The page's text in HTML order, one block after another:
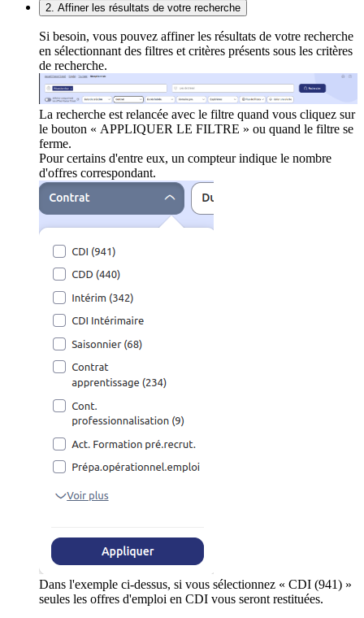
2. Affiner les résultats de votre recherche
Si besoin, vous pouvez affiner les résultats de votre recherche
en sélectionnant des filtres et critères présents sous les critères
de recherche.
La recherche est relancée avec le filtre quand vous cliquez sur
le bouton « APPLIQUER LE FILTRE » ou quand le filtre se
ferme.
Pour certains d'entre eux, un compteur indique le nombre
d'offres correspondant.
Dans l'exemple ci-dessus, si vous sélectionnez « CDI (941) »
seules les offres d'emploi en CDI vous seront restituées.